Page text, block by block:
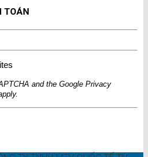
TOÁN
and the Google Privacy